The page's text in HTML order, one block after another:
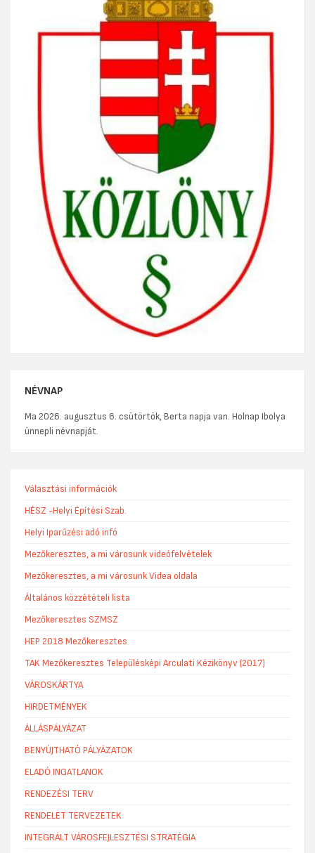
NÉVNAP
Ma 2026. augusztus 6. csütörtök, Berta napja van. Holnap Ibolya
ünnepli névnapját.
Választási információk
HÉSZ -Helyi Építési Szab.
Helyi Iparűzési adó infó
Mezőkeresztes, a mi városunk videófelvételek
Mezőkeresztes, a mi városunk Videa oldala
Általános közzétételi lista
Mezőkeresztes SZMSZ
HEP 2018 Mezőkeresztes
TAK Mezőkeresztes Településképi Arculati Kézikönyv (2017)
VÁROSKÁRTYA
HIRDETMÉNYEK
ÁLLÁSPÁLYÁZAT
BENYÚJTHATÓ PÁLYÁZATOK
ELADÓ INGATLANOK
RENDEZÉSI TERV
RENDELET TERVEZETEK
INTEGRÁLT VÁROSFEJLESZTÉSI STRATÉGIA